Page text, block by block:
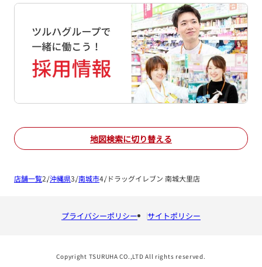
地図検索に切り替える
店舗一覧 沖縄県 南城市 ドラッグイレブン 南城大里店
プライバシーポリシー サイトポリシー
Copyright TSURUHA CO.,LTD All rights reserved.